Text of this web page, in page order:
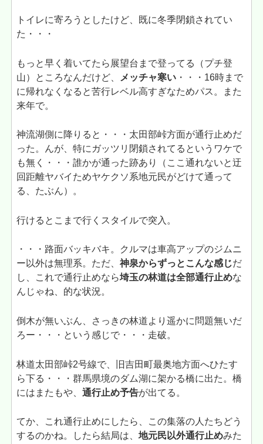
トイレに寄ろうとしたけど、既に冬季閉鎖されてい
た・・・
もっと早く着いてたら展望台まで登ってる（プチ登
山）ところなんだけど、
メッチャ寒い ・・・16時まで
に帰れなくなると苦行レベル高すぎなためパス。また
来年で。
神流湖側に降りると・・・太田部峠方面が通行止めだ
った。んが、特にガッツリ閉鎖されてるというワケで
も無く・・・誰かが通った跡あり（ここ通れないと迂
回距離ヤバイためヤケクソ系地元民がどけて通って
る、たぶん）。
行けるとこまで行くスタイルで突入。
・・・路面バッキバキ。クルマは車高アップのジムニ
ー以外は無理系。ただ、神泉からずっとこんな感じだ
し、これで通行止めなら埼玉の林道は全部通行止めな
んじゃね、的な状況。
倒木が無いぶん、さっきの林道より遥かに問題無いだ
ろー・・・という感じで・・・走破。
林道太田部峠2号線で、旧吉田町最奥地方面へひたす
ら下る・・・群馬県境のダム湖に架かる橋に出た。橋
にはまたもや、通行止め予告が出てる。
てか、これ通行止めにしたら、この集落の人たちどう
するのかね。したら結局は、地元民以外通行止めみた